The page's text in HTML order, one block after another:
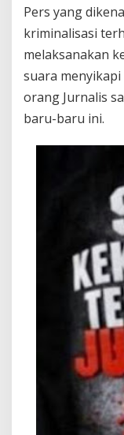
Pers yang
kriminalisasi
melaksanakan
suara
orang Jurnalis
baru-baru ini.